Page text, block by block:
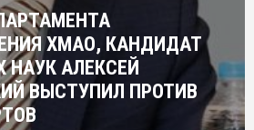
ХМАО, КАНДИДАТ
АЛЕКСЕЙ
ВЫСТУПИЛ ПРОТИВ